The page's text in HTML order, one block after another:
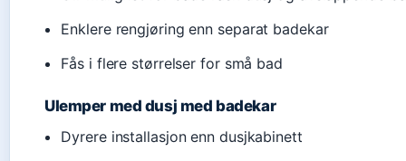
Enklere rengjøring enn separat badekar
Fås i flere størrelser for små bad
Ulemper med dusj med badekar
Dyrere installasjon enn dusjkabinett